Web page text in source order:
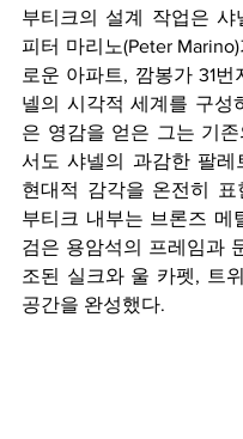
부티크의 설계 작업은
피터 마리노(Peter
로운 아파트, 깜봉가 31
넬의 시각적 세계를 구성
은 영감을 얻은 그는 기
서도 샤넬의 과감한 팔
현대적 감각을 온전히
부티크 내부는 브론즈 메
검은 용암석의 프레임과
조된 실크와 울 카펫, 트
공간을 완성했다.